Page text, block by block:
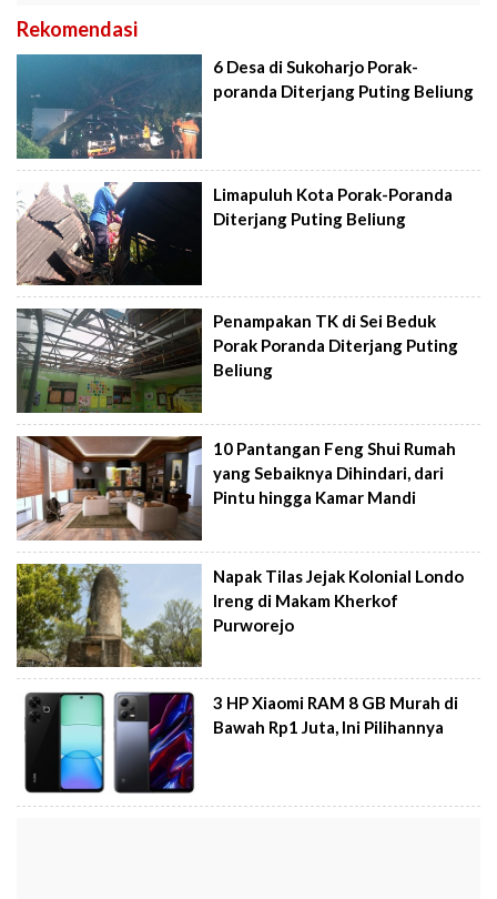
Rekomendasi
6 Desa di Sukoharjo Porak-
poranda Diterjang Puting Beliung
Limapuluh Kota Porak-Poranda
Diterjang Puting Beliung
Penampakan TK di Sei Beduk
Porak Poranda Diterjang Puting
Beliung
10 Pantangan Feng Shui Rumah
yang Sebaiknya Dihindari, dari
Pintu hingga Kamar Mandi
Napak Tilas Jejak Kolonial Londo
Ireng di Makam Kherkof
Purworejo
3 HP Xiaomi RAM 8 GB Murah di
Bawah Rp1 Juta, Ini Pilihannya